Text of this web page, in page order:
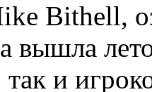
Bithell,
вышла
так и